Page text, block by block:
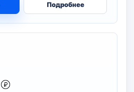
Подробнее